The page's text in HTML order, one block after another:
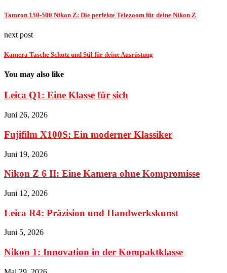
Tamron 150-500 Nikon Z: Die perfekte Telezoom für deine Nikon Z
next post
Kamera Tasche Schutz und Stil für deine Ausrüstung
You may also like
Leica Q1: Eine Klasse für sich
Juni 26, 2026
Fujifilm X100S: Ein moderner Klassiker
Juni 19, 2026
Nikon Z 6 II: Eine Kamera ohne Kompromisse
Juni 12, 2026
Leica R4: Präzision und Handwerkskunst
Juni 5, 2026
Nikon 1: Innovation in der Kompaktklasse